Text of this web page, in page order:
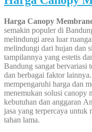
Harga Canopy
semakin populer di
melindungi area luar
melindungi dari hujan dan
tampilannya yang estetis
Bandung sangat bervariasi
dan berbagai faktor
mempengaruhi harga dan
menemukan solusi canopy
kebutuhan dan anggaran
jasa yang terpercaya untuk
tahan lama.